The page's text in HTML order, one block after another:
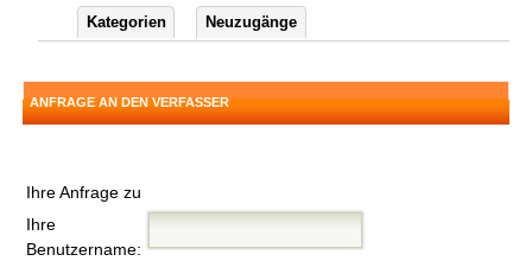
Kategorien Neuzugänge
ANFRAGE AN DEN VERFASSER
Ihre Anfrage zu
Ihre
Benutzername: